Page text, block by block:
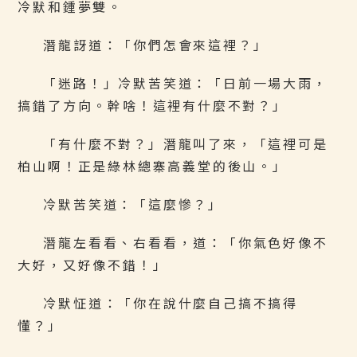
冷默和鍾夢雙。
潛龍訝道：「你們怎會來這裡？」
「迷路！」冷默苦笑道：「日前一場大雨，
搞錯了方向。幹啥！這裡有什麼不對？」
「有什麼不對？」潛龍叫了來，「這裡可是
柏山啊！正是綠林總寨高義堂的後山。」
冷默苦笑道：「這麼慘？」
潛龍左看看、右看看，道：「你氣色好像不
大好，又好像不錯！」
冷默怔道：「你在說什麼自己搞不搞得
懂？」